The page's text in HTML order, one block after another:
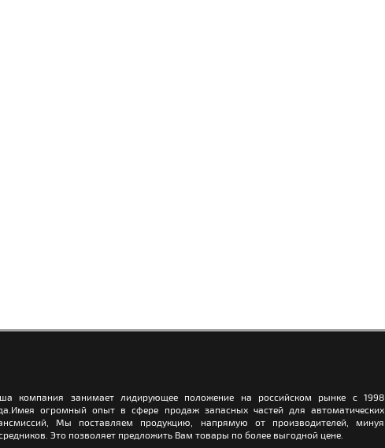
компания занимает лидирующее положение на российском рынке с 1998
огромный опыт в сфере продаж запасных частей для автоматических
Мы поставляем продукцию, напрямую от производителей, минуя
Это позволяет предложить Вам товары по более выгодной цене.